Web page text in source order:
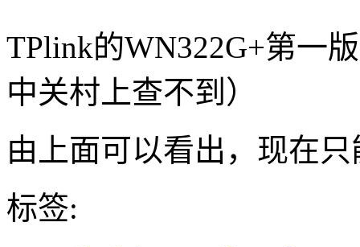
TPlink的WN322G+第一
中关村上查不到）
由上面可以看出，现在
标签: